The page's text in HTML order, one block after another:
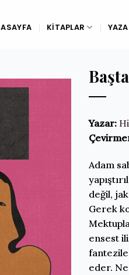
KITAPLAR
Yazar:
Adam
değil,
Gerek
ensest
eder.